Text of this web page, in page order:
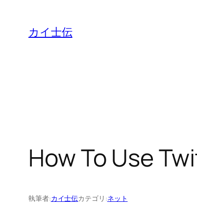
カイ士伝
How To Use
執筆者:カイ士伝カテゴリ:ネット